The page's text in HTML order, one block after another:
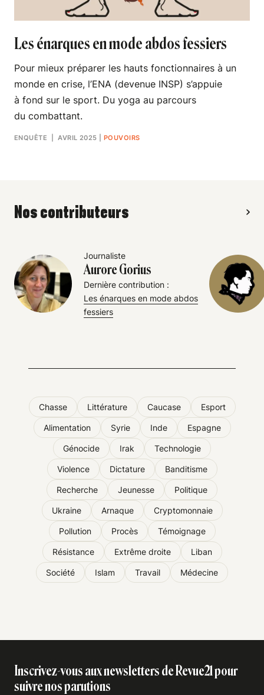
Les énarques en mode abdos fessiers
Pour mieux préparer les hauts fonctionnaires à un
monde en crise, l’ENA (devenue INSP) s’appuie
à fond sur le sport. Du yoga au parcours
du combattant.
ENQUÊTE | AVRIL 2025 |POUVOIRS
Nos contributeurs
Journaliste
Aurore Gorius
Dernière contribution :
Les énarques en mode abdos
fessiers
Chasse Littérature Caucase Esport
Alimentation Syrie Inde Espagne
Génocide Irak Technologie
Violence Dictature Banditisme
Recherche Jeunesse Politique
Ukraine Arnaque Cryptomonnaie
Pollution Procès Témoignage
Résistance Extrême droite Liban
Société Islam Travail Médecine
Inscrivez-vous aux newsletters de Revue21 pour
suivre nos parutions